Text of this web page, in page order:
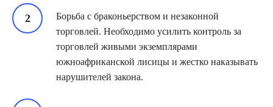
Борьба с браконьерством и незаконной
торговлей. Необходимо усилить контроль за
торговлей живыми экземплярами
южноафриканской лисицы и жестко наказывать
нарушителей закона.